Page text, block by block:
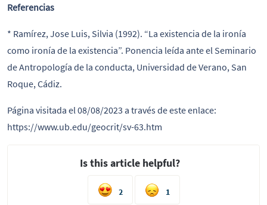
Referencias
* Ramírez, Jose Luis, Silvia (1992). “La existencia de la ironía
como ironía de la existencia”. Ponencia leída ante el Seminario
de Antropología de la conducta, Universidad de Verano, San
Roque, Cádiz.
Página visitada el 08/08/2023 a través de este enlace:
https://www.ub.edu/geocrit/sv-63.htm
Is this article helpful?
2 1